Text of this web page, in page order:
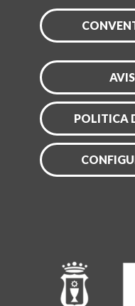
POLITICA